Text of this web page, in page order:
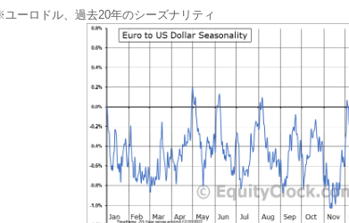
ユーロドル、過去20年のシーズナリティ